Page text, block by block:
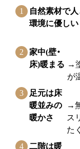
自然素材で人
環境に優しい
家中(壁・
床)暖まる →
が
足元は床
暖並みの
暖かさ
→
ス
た
二階は暖